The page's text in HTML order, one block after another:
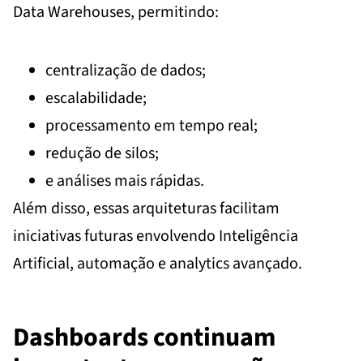
Data Warehouses, permitindo:
centralização de dados;
escalabilidade;
processamento em tempo real;
redução de silos;
e análises mais rápidas.
Além disso, essas arquiteturas facilitam
iniciativas futuras envolvendo Inteligência
Artificial, automação e analytics avançado.
Dashboards continuam